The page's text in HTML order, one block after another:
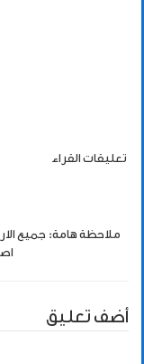
تعليقات القراء
ملاحظة هامة: جميع
أضف تعليق